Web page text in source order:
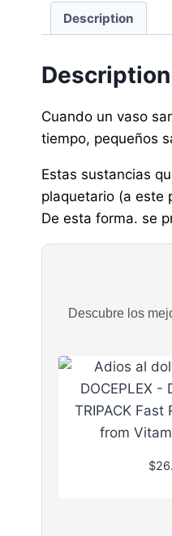
Description
Description
Cuando un vaso
tiempo, pequeños
Estas sustancias
plaquetario (a este
De esta forma. se
Descubre los
$